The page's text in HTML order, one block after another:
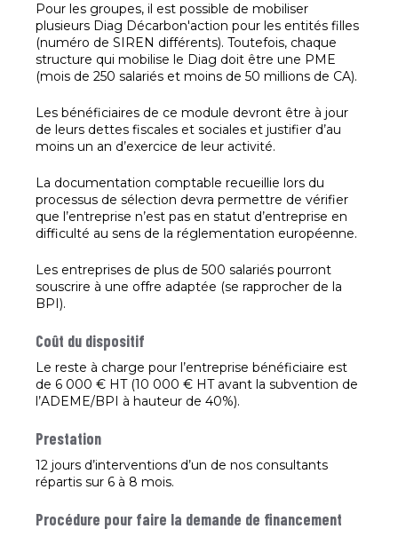
Pour les groupes, il est possible de mobiliser
plusieurs Diag Décarbon'action pour les entités filles
(numéro de SIREN différents). Toutefois, chaque
structure qui mobilise le Diag doit être une PME
(mois de 250 salariés et moins de 50 millions de CA).
Les bénéficiaires de ce module devront être à jour
de leurs dettes fiscales et sociales et justifier d’au
moins un an d’exercice de leur activité.
La documentation comptable recueillie lors du
processus de sélection devra permettre de vérifier
que l’entreprise n’est pas en statut d’entreprise en
difficulté au sens de la réglementation européenne.
Les entreprises de plus de 500 salariés pourront
souscrire à une offre adaptée (se rapprocher de la
BPI).
Coût du dispositif
Le reste à charge pour l’entreprise bénéficiaire est
de 6 000 € HT (10 000 € HT avant la subvention de
l’ADEME/BPI à hauteur de 40%).
Prestation
12 jours d’interventions d’un de nos consultants
répartis sur 6 à 8 mois.
Procédure pour faire la demande de financement